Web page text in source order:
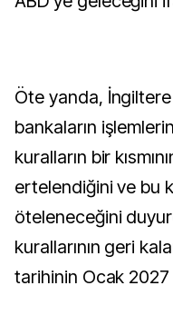
Öte yanda,
bankaların
kuralların bir
ertelendiğini ve bu
öteleneceğini
kurallarının geri
tarihinin Ocak